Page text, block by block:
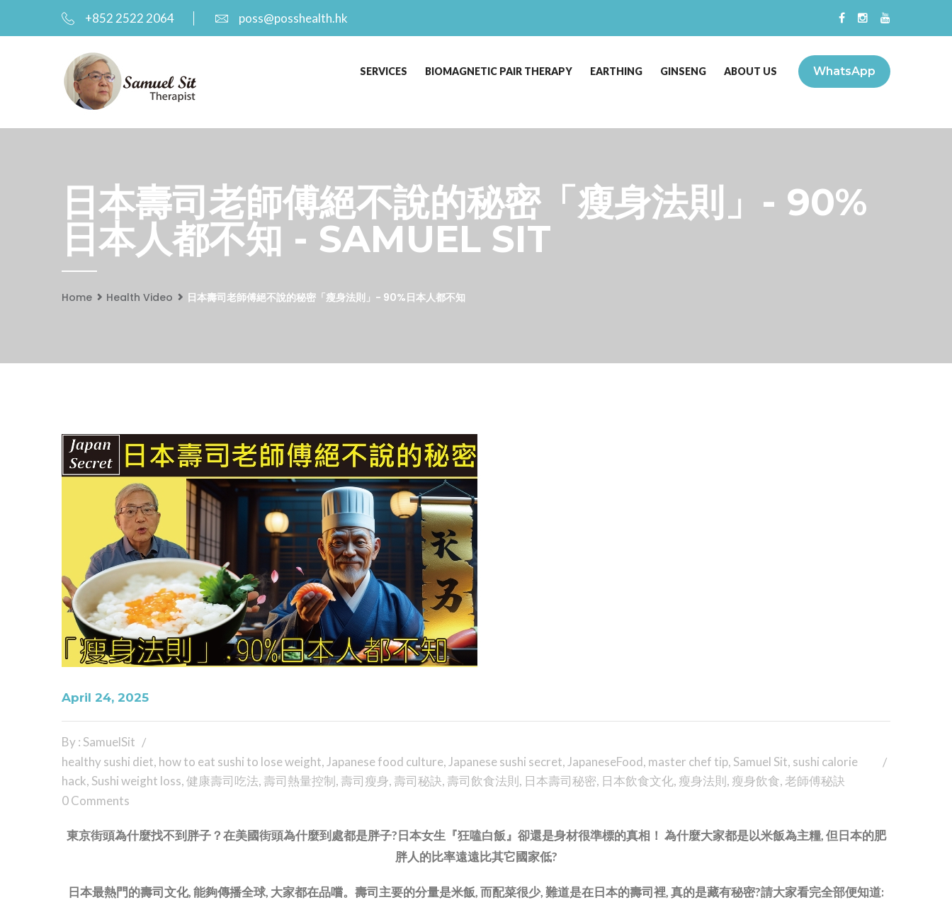
+852 2522 2064 poss@posshealth.hk
WhatsApp
SERVICES BIOMAGNETIC PAIR THERAPY EARTHING GINSENG ABOUT US
日本壽司老師傅絕不說的秘密「瘦身法則」- 90%
日本人都不知 - SAMUEL SIT
Home Health Video 日本壽司老師傅絕不說的秘密「瘦身法則」- 90%日本人都不知
April 24, 2025
By : SamuelSit
healthy sushi diet, how to eat sushi to lose weight, Japanese food culture, Japanese sushi secret, JapaneseFood, master chef tip, Samuel Sit, sushi calorie
hack, Sushi weight loss,健康壽司吃法,壽司熱量控制,壽司瘦身,壽司秘訣,壽司飲食法則, 日本壽司秘密, 日本飲食文化, 瘦身法則, 瘦身飲食,老師傅秘訣
0 Comments
東京街頭為什麼找不到胖子？在美國街頭為什麼到處都是胖子?日本女生『狂嗑白飯』卻還是身材很準標的真相！ 為什麼大家都是以米飯為主糧, 但日本的肥
胖人的比率遠遠比其它國家低?
日本最熱門的壽司文化, 能夠傳播全球, 大家都在品嚐。壽司主要的分量是米飯, 而配菜很少, 難道是在日本的壽司裡, 真的是藏有秘密?請大家看完全部便知道: